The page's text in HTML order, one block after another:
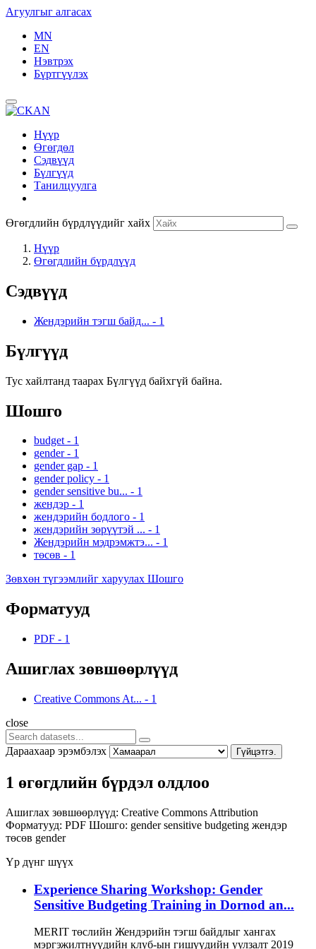
Агуулгыг алгасах
MN
EN
Нэвтрэх
Бүртгүүлэх
Нүүр
Өгөгдөл
Сэдвүүд
Бүлгүүд
Танилцуулга
Өгөгдлийн бүрдлүүдийг хайх
Нүүр
Өгөгдлийн бүрдлүүд
Сэдвүүд
Жендэрийн тэгш байд... - 1
Бүлгүүд
Тус хайлтанд таарах Бүлгүүд байхгүй байна.
Шошго
budget - 1
gender - 1
gender gap - 1
gender policy - 1
gender sensitive bu... - 1
жендэр - 1
жендэрийн бодлого - 1
жендэрийн зөрүүтэй ... - 1
Жендэрийн мэдрэмжтэ... - 1
төсөв - 1
Зөвхөн түгээмлийг харуулах Шошго
Форматууд
PDF - 1
Ашиглах зөвшөөрлүүд
Creative Commons At... - 1
close
Дараахаар эрэмбэлэх Гүйцэтгэ.
1 өгөгдлийн бүрдэл олдлоо
Ашиглах зөвшөөрлүүд: Creative Commons Attribution
Форматууд: PDF Шошго: gender sensitive budgeting жендэр
төсөв gender
Үр дүнг шүүх
Experience Sharing Workshop: Gender
Sensitive Budgeting Training in Dornod an...
MERIT төслийн Жендэрийн тэгш байдлыг хангах
мэргэжилтнүүдийн клуб-ын гишүүдийн уулзалт 2019